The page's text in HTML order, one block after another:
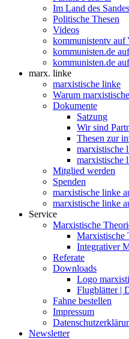
Im Land des
Politische Thesen
Videos
kommunistentv auf
kommunisten.de
kommunisten.de
marx. linke
marxistische linke
Warum
Dokumente
Satzung
Wir sind
Thesen zur
marxistische
marxistische
Mitglied werden
Spenden
marxistische linke
marxistische linke
Service
Marxistische
Marxistische
Integrativer
Referate
Downloads
Logo
Flugblätter |
Fahne bestellen
Impressum
Newsletter